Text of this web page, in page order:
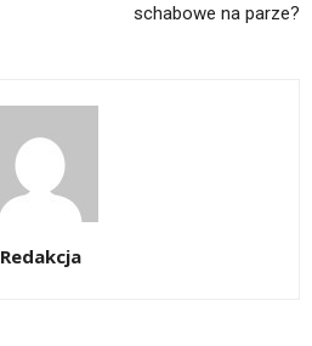
schabowe na parze?
Redakcja